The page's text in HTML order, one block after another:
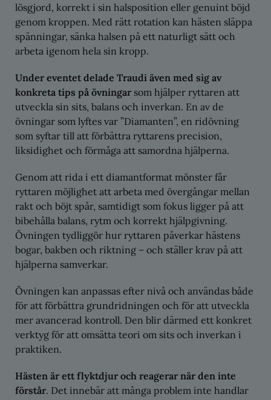
lösgjord, korrekt i sin halsposition eller genuint böjd
genom kroppen. Med rätt rotation kan hästen släppa
spänningar, sänka halsen på ett naturligt sätt och
arbeta igenom hela sin kropp.
Under eventet delade Traudi även med sig av
konkreta tips på övningar som hjälper ryttaren att
utveckla sin sits, balans och inverkan. En av de
övningar som lyftes var ”Diamanten”, en ridövning
som syftar till att förbättra ryttarens precision,
liksidighet och förmåga att samordna hjälperna.
Genom att rida i ett diamantformat mönster får
ryttaren möjlighet att arbeta med övergångar mellan
rakt och böjt spår, samtidigt som fokus ligger på att
bibehålla balans, rytm och korrekt hjälpgivning.
Övningen tydliggör hur ryttaren påverkar hästens
bogar, bakben och riktning – och ställer krav på att
hjälperna samverkar.
Övningen kan anpassas efter nivå och användas både
för att förbättra grundridningen och för att utveckla
mer avancerad kontroll. Den blir därmed ett konkret
verktyg för att omsätta teori om sits och inverkan i
praktiken.
Hästen är ett flyktdjur och reagerar när den inte
förstår. Det innebär att många problem inte handlar